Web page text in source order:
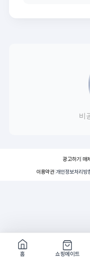
비
광고하기 매
이용약관 개인정보처리방
홈
쇼핑메이트